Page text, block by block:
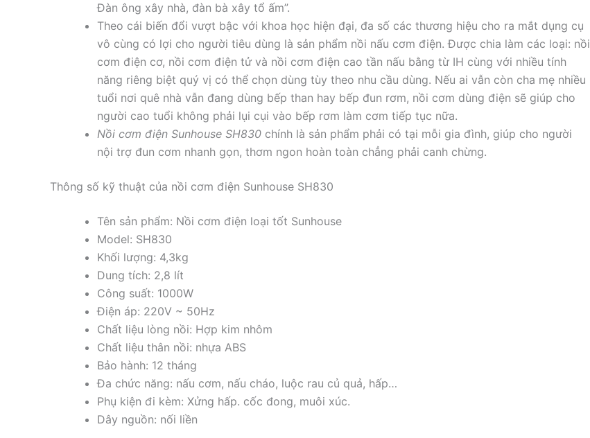
Đàn ông xây nhà, đàn bà xây tổ ấm”.
Theo cái biến đổi vượt bậc với khoa học hiện đại, đa số các thương hiệu cho ra mắt dụng cụ
vô cùng có lợi cho người tiêu dùng là sản phẩm nồi nấu cơm điện. Được chia làm các loại: nồi
cơm điện cơ, nồi cơm điện tử và nồi cơm điện cao tần nấu bằng từ IH cùng với nhiều tính
năng riêng biệt quý vị có thể chọn dùng tùy theo nhu cầu dùng. Nếu ai vẫn còn cha mẹ nhiều
tuổi nơi quê nhà vẫn đang dùng bếp than hay bếp đun rơm, nồi cơm dùng điện sẽ giúp cho
người cao tuổi không phải lụi cụi vào bếp rơm làm cơm tiếp tục nữa.
Nồi cơm điện Sunhouse SH830 chính là sản phẩm phải có tại mỗi gia đình, giúp cho người
nội trợ đun cơm nhanh gọn, thơm ngon hoàn toàn chẳng phải canh chừng.
Thông số kỹ thuật của nồi cơm điện Sunhouse SH830
Tên sản phẩm: Nồi cơm điện loại tốt Sunhouse
Model: SH830
Khối lượng: 4,3kg
Dung tích: 2,8 lít
Công suất: 1000W
Điện áp: 220V ~ 50Hz
Chất liệu lòng nồi: Hợp kim nhôm
Chất liệu thân nồi: nhựa ABS
Bảo hành: 12 tháng
Đa chức năng: nấu cơm, nấu cháo, luộc rau củ quả, hấp…
Phụ kiện đi kèm: Xửng hấp. cốc đong, muôi xúc.
Dây nguồn: nối liền